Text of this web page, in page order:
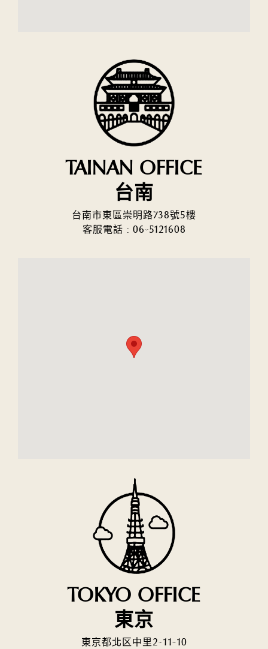
TAINAN OFFICE
台南
台南市東區崇明路738號5樓
客服電話 : 06-5121608
TOKYO OFFICE
東京
東京都北区中里2-11-10